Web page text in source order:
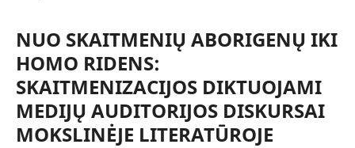
NUO SKAITMENIŲ ABORIGENŲ IKI
HOMO RIDENS:
SKAITMENIZACIJOS DIKTUOJAMI
MEDIJŲ AUDITORIJOS DISKURSAI
MOKSLINĖJE LITERATŪROJE